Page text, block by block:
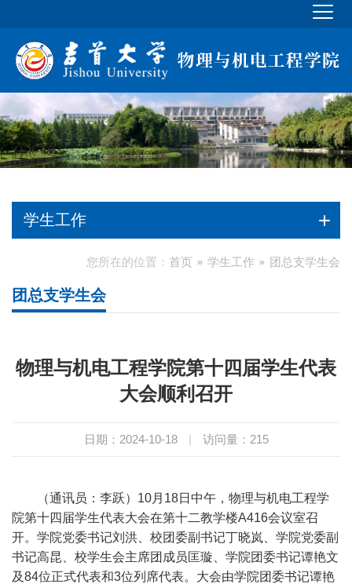
学生工作
您所在的位置： 首页 学生工作 团总支学生会
团总支学生会
物理与机电工程学院第十四届学生代表
大会顺利召开
日期：2024-10-18 | 访问量： 215
（通讯员：李跃）10月18日中午，物理与机电工程学
院第十四届学生代表大会在第十二教学楼A416会议室召
开。学院党委书记刘洪、校团委副书记丁晓岚、学院党委副
书记高昆
校学生会主席团成员匡璇
学院团委书记谭艳文
及84位正式代表和3位列席代表。大会由学院团委书记谭艳